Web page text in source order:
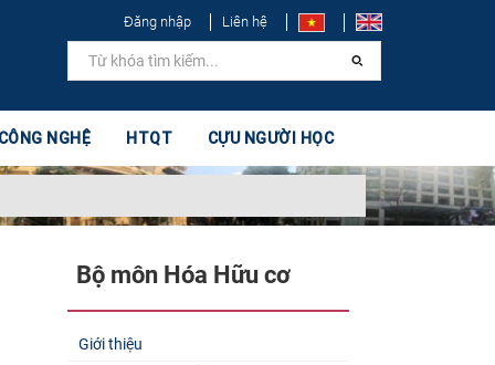
Đăng nhập Liên hệ
NGHỆ HTQT CỰU NGƯỜI HỌC
Bộ môn Hóa Hữu cơ
Giới thiệu